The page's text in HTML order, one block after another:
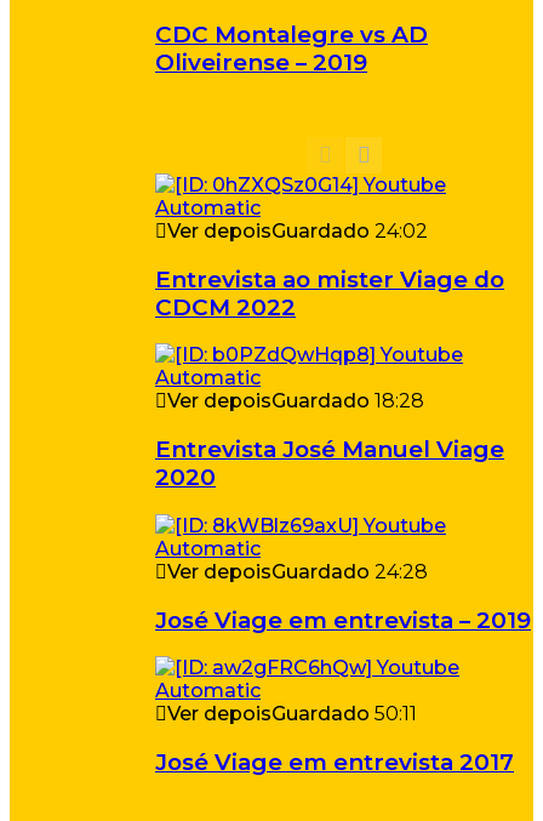
CDC Montalegre vs AD
Oliveirense – 2019
Ver depoisGuardado 24:02
Entrevista ao mister Viage do
CDCM 2022
Ver depoisGuardado 18:28
Entrevista José Manuel Viage
2020
Ver depoisGuardado 24:28
José Viage em entrevista – 2019
Ver depoisGuardado 50:11
José Viage em entrevista 2017